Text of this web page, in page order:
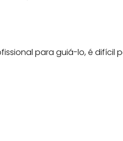
para guiá-lo, é difícil